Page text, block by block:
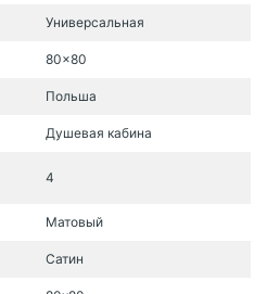
Универсальная
80x80
Польша
Душевая кабина
4
Матовый
Сатин